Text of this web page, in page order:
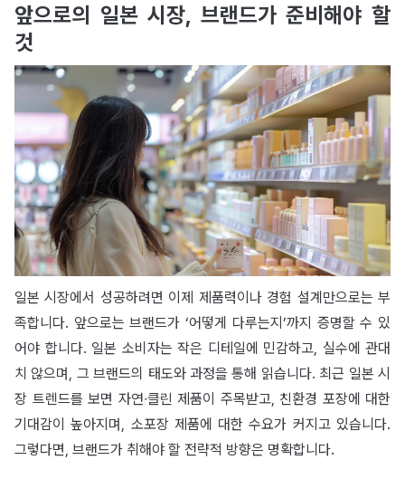
앞으로의 일본 시장, 브랜드가 준비해야 할
것
일본 시장에서 성공하려면 이제 제품력이나 경험 설계만으로는 부
족합니다. 앞으로는 브랜드가 ‘어떻게 다루는지’까지 증명할 수 있
어야 합니다. 일본 소비자는 작은 디테일에 민감하고, 실수에 관대
치 않으며, 그 브랜드의 태도와 과정을 통해 읽습니다. 최근 일본 시
장 트렌드를 보면 자연∙클린 제품이 주목받고, 친환경 포장에 대한
기대감이 높아지며, 소포장 제품에 대한 수요가 커지고 있습니다.
그렇다면, 브랜드가 취해야 할 전략적 방향은 명확합니다.